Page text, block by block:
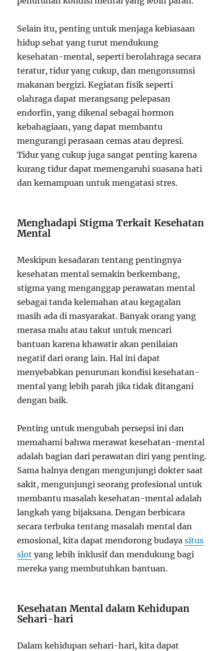
Selain itu, penting untuk menjaga kebiasaan
hidup sehat yang turut mendukung
kesehatan-mental, seperti berolahraga secara
teratur, tidur yang cukup, dan mengonsumsi
makanan bergizi. Kegiatan fisik seperti
olahraga dapat merangsang pelepasan
endorfin, yang dikenal sebagai hormon
kebahagiaan, yang dapat membantu
mengurangi perasaan cemas atau depresi.
Tidur yang cukup juga sangat penting karena
kurang tidur dapat memengaruhi suasana hati
dan kemampuan untuk mengatasi stres.
Menghadapi Stigma Terkait Kesehatan
Mental
Meskipun kesadaran tentang pentingnya
kesehatan mental semakin berkembang,
stigma yang menganggap perawatan mental
sebagai tanda kelemahan atau kegagalan
masih ada di masyarakat. Banyak orang yang
merasa malu atau takut untuk mencari
bantuan karena khawatir akan penilaian
negatif dari orang lain. Hal ini dapat
menyebabkan penurunan kondisi kesehatan-
mental yang lebih parah jika tidak ditangani
dengan baik.
Penting untuk mengubah persepsi ini dan
memahami bahwa merawat kesehatan-mental
adalah bagian dari perawatan diri yang penting.
Sama halnya dengan mengunjungi dokter saat
sakit, mengunjungi seorang profesional untuk
membantu masalah kesehatan-mental adalah
langkah yang bijaksana. Dengan berbicara
secara terbuka tentang masalah mental dan
emosional, kita dapat mendorong budayasitus
slot yang lebih inklusif dan mendukung bagi
mereka yang membutuhkan bantuan.
Kesehatan Mental dalam Kehidupan
Sehari-hari
Dalam kehidupan sehari-hari, kita dapat